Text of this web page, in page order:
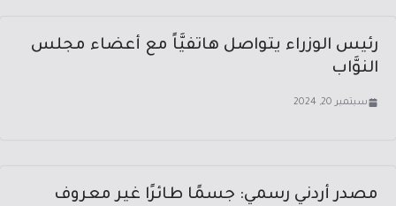
رئيس الوزراء يتواصل هاتفيَّاً مع أعضاء مجلس
النوَّاب
سبتمبر 20, 2024
مصدر أردني رسمي: جسمًا طائرًا غير معروف